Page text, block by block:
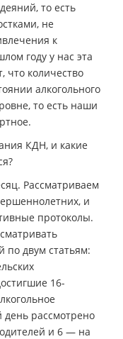
то есть
не
к
году у нас эта
что количество
алкогольного
то есть наши
КДН, и какие
Рассматриваем
и
протоколы.
по двум статьям:
16-
день рассмотрено
и 6 — на